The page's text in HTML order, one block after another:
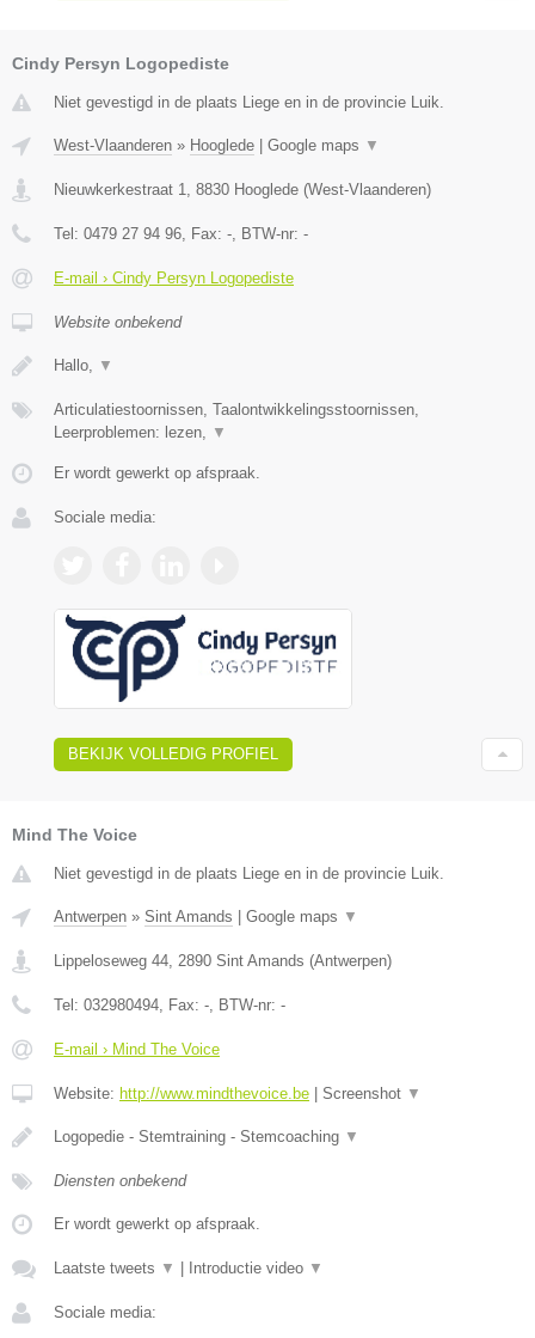
Cindy Persyn Logopediste
Niet gevestigd in de plaats Liege en in de provincie Luik.
West-Vlaanderen » Hooglede Google maps ▼
Nieuwkerkestraat 1 8830 Hooglede (West-Vlaanderen)
Tel: 0479 27 94 96 , Fax: - , BTW-nr: -
E-mail › Cindy Persyn Logopediste
Website onbekend
Hallo, ▼
Articulatiestoornissen, Taalontwikkelingsstoornissen,
Leerproblemen: lezen,
▼
Er wordt gewerkt op afspraak.
Sociale media:
BEKIJK VOLLEDIG PROFIEL
Mind The Voice
Niet gevestigd in de plaats Liege en in de provincie Luik.
Antwerpen » Sint Amands Google maps ▼
Lippeloseweg 44, 2890 Sint Amands (Antwerpen)
Tel: 032980494, Fax: -, BTW-nr: -
E-mail › Mind The Voice
Website: http://www.mindthevoice.be Screenshot ▼
Logopedie - Stemtraining - Stemcoaching ▼
Diensten onbekend
Er wordt gewerkt op afspraak.
Laatste tweets ▼ Introductie video ▼
Sociale media: